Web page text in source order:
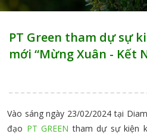
PT Green tham dự sự
mới “Mừng Xuân - Kết
Vào sáng ngày 23/02/2024 tại
đạo PT GREEN tham dự sự kiện